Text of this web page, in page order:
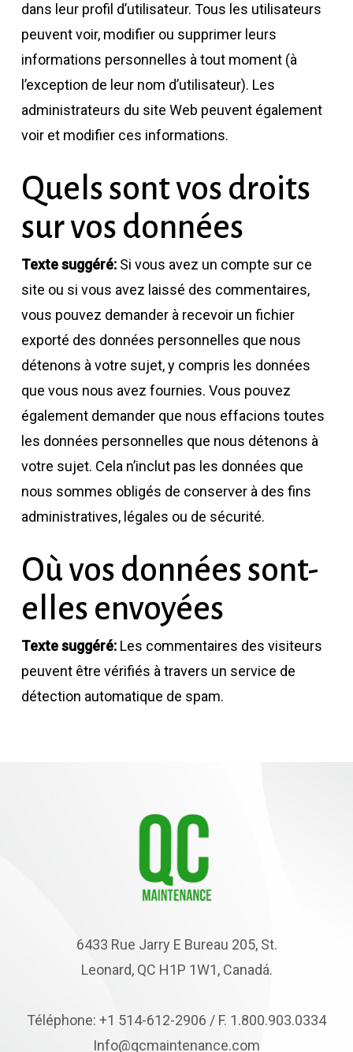
dans leur profil d’utilisateur. Tous les utilisateurs
peuvent voir, modifier ou supprimer leurs
informations personnelles à tout moment (à
l’exception de leur nom d’utilisateur). Les
administrateurs du site Web peuvent également
voir et modifier ces informations.
Quels sont vos droits
sur vos données
Texte suggéré:Si vous avez un compte sur ce
site ou si vous avez laissé des commentaires,
vous pouvez demander à recevoir un fichier
exporté des données personnelles que nous
détenons à votre sujet, y compris les données
que vous nous avez fournies. Vous pouvez
également demander que nous effacions toutes
les données personnelles que nous détenons à
votre sujet. Cela n’inclut pas les données que
nous sommes obligés de conserver à des fins
administratives, légales ou de sécurité.
Où vos données sont-
elles envoyées
Texte suggéré: Les commentaires des visiteurs
peuvent être vérifiés à travers un service de
détection automatique de spam.
6433 Rue Jarry E Bureau 205, St.
Leonard, QC H1P 1W1, Canadá.
Téléphone: +1 514-612-2906 / F. 1.800.903.0334
Info@qcmaintenance.com